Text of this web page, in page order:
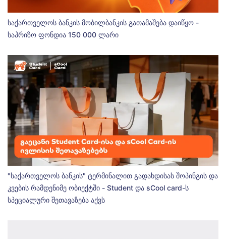
საქართველოს ბანკის მობილბანკის გათამაშება დაიწყო -
საპრიზო ფონდია 150 000 ლარი
"საქართველოს ბანკის" ტერმინალით გადახდისას შოპინგის და
კვების რამდენიმე ობიექტში - Student და sCool card-ს
სპეციალური შეთავაზება აქვს